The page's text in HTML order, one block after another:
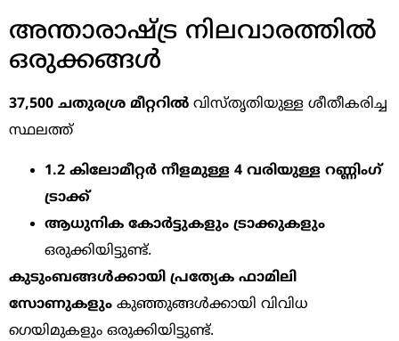
അന്താരാഷ്ട്ര നിലവാരത്തിൽ
ഒരുക്കങ്ങൾ
37,500 ചതുരശ്ര മീറ്ററിൽ വിസ്തൃതിയുള്ള ശീതീകരിച്ച
സ്ഥലത്ത്
1.2 കിലോമീറ്റർ നീളമുള്ള 4 വരിയുള്ള റണ്ണിംഗ്
ട്രാക്ക്
ആധുനിക കോർട്ടുകളും ട്രാക്കുകളും
ഒരുക്കിയിട്ടുണ്ട്.
കുടുംബങ്ങൾക്കായി പ്രത്യേക ഫാമിലി
സോണുകളും കുഞ്ഞുങ്ങൾക്കായി വിവിധ
ഗെയിമുകളും ഒരുക്കിയിട്ടുണ്ട്.